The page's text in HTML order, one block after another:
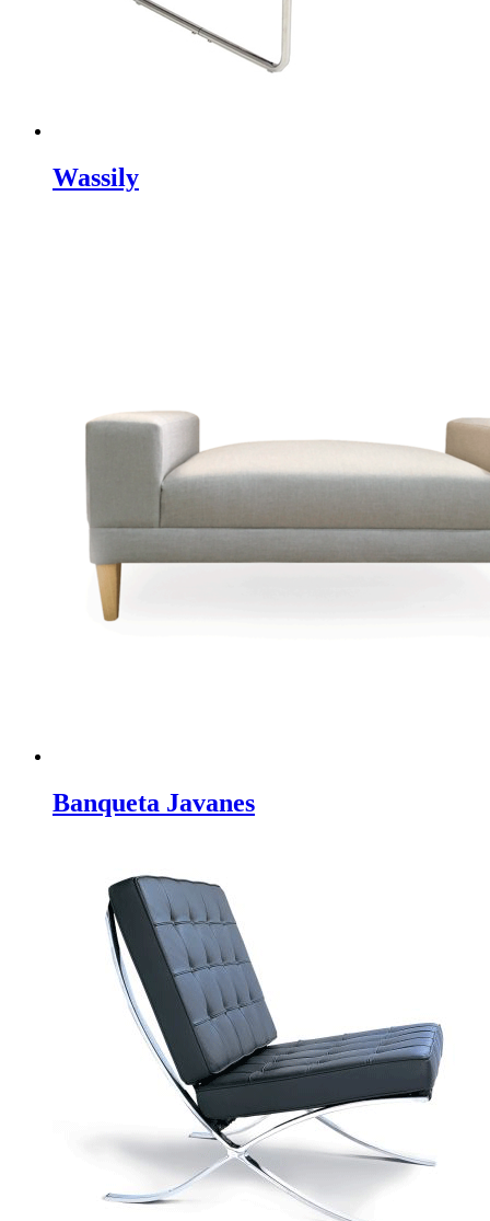
Wassily
Banqueta Javanes